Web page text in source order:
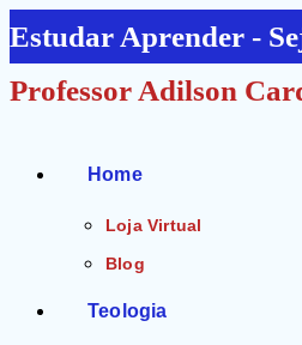
Ir
para
o
Estudar Aprender -
Professor Adilson
Home
Loja Virtual
Blog
Teologia